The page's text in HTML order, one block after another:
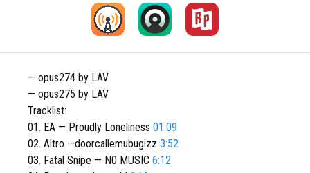
— opus274 by LAV
— opus275 by LAV
Tracklist:
01. EA — Proudly Loneliness 01:09
02. Altro —doorcallemubugizz 3:52
03. Fatal Snipe — N0 MUSIC 6:12